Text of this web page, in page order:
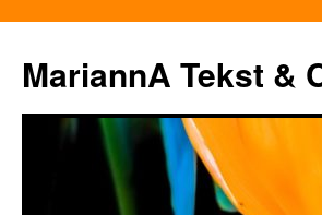
MariannA Tekst &